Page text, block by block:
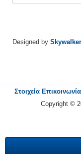
Designed by
Στοιχεία
Copyright ©